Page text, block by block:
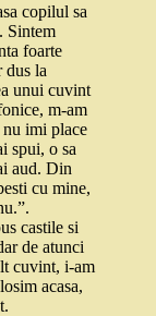
copilul sa
Sintem
foarte
dus la
unui cuvint
m-am
nu imi place
spui, o sa
aud. Din
cu mine,
castile si
de atunci
cuvint, i-am
acasa,